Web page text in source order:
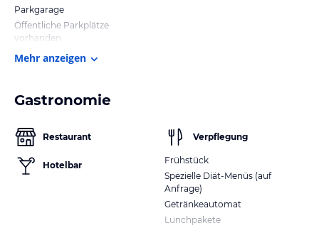
Parkgarage
Öffentliche Parkplätze
vorhanden
Mehr anzeigen
Gastronomie
Restaurant
Hotelbar
Verpflegung
Frühstück
Spezielle Diät-Menüs (auf
Anfrage)
Getränkeautomat
Lunchpakete